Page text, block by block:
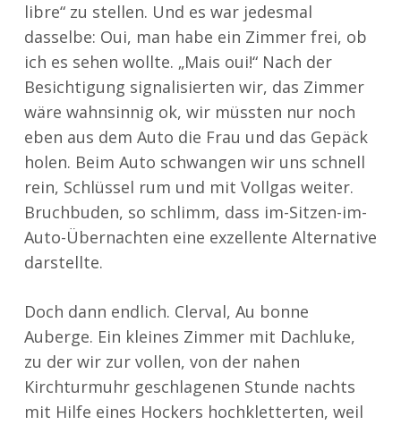
libre“ zu stellen. Und es war jedesmal
dasselbe: Oui, man habe ein Zimmer frei, ob
ich es sehen wollte. „Mais oui!“ Nach der
Besichtigung signalisierten wir, das Zimmer
wäre wahnsinnig ok, wir müssten nur noch
eben aus dem Auto die Frau und das Gepäck
holen. Beim Auto schwangen wir uns schnell
rein, Schlüssel rum und mit Vollgas weiter.
Bruchbuden, so schlimm, dass im-Sitzen-im-
Auto-Übernachten eine exzellente Alternative
darstellte.
Doch dann endlich. Clerval, Au bonne
Auberge. Ein kleines Zimmer mit Dachluke,
zu der wir zur vollen, von der nahen
Kirchturmuhr geschlagenen Stunde nachts
mit Hilfe eines Hockers hochkletterten, weil